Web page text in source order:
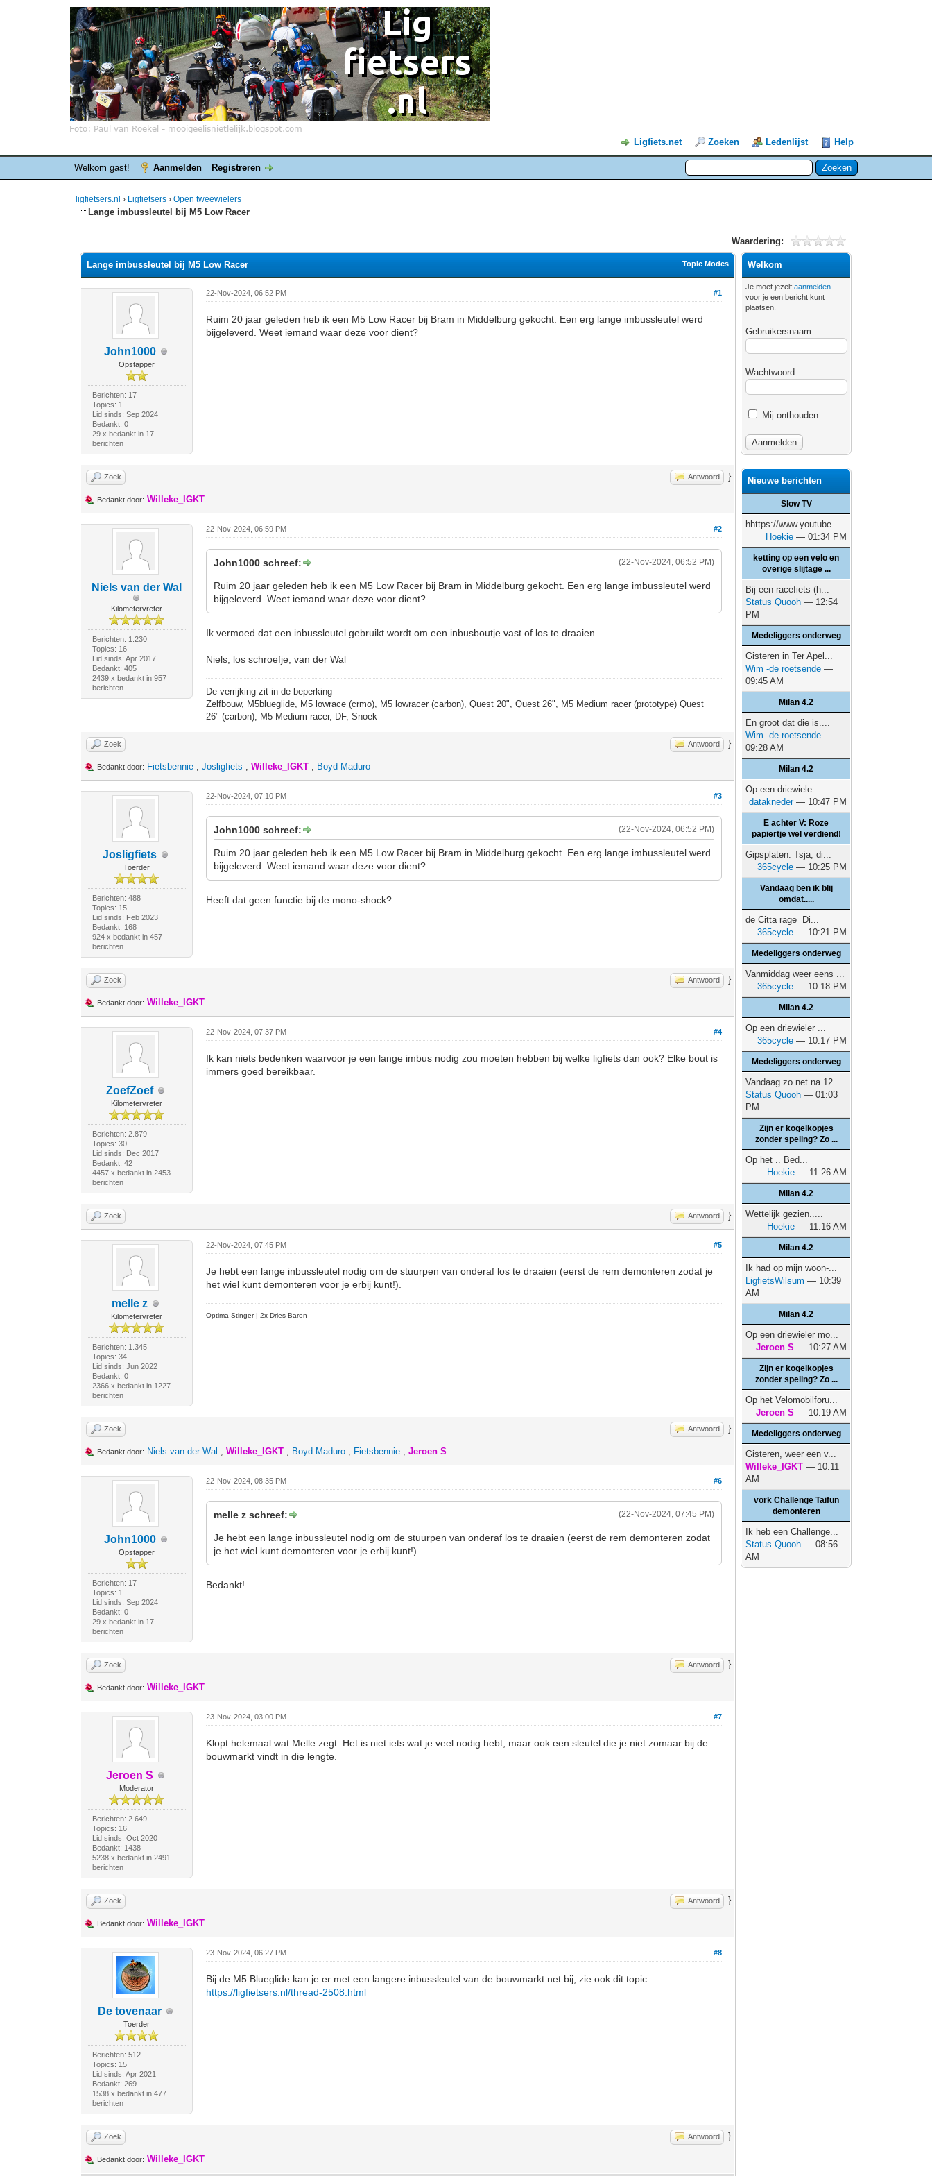
Ligfiets.net Zoeken Ledenlijst Help
Welkom gast! Aanmelden Registreren
ligfietsers.nl › Ligfietsers ›Open tweewielers
Lange imbussleutel bij M5 Low Racer
Waardering:
Topic Modes
Lange imbussleutel bij M5 Low Racer
John1000
Opstapper
Berichten: 17
Topics: 1
Lid sinds: Sep 2024
Bedankt: 0
29 x bedankt in 17
berichten
#1
22-Nov-2024, 06:52 PM
Ruim 20 jaar geleden heb ik een M5 Low Racer bij Bram in Middelburg gekocht. Een erg lange imbussleutel werd
bijgeleverd. Weet iemand waar deze voor dient?
Zoek Antwoord }
Bedankt door: Willeke_IGKT
Niels van der Wal
Kilometervreter
Berichten: 1.230
Topics: 16
Lid sinds: Apr 2017
Bedankt: 405
2439 x bedankt in 957
berichten
#2
22-Nov-2024, 06:59 PM
(22-Nov-2024, 06:52 PM)
John1000 schreef:
Ruim 20 jaar geleden heb ik een M5 Low Racer bij Bram in Middelburg gekocht. Een erg lange imbussleutel werd
bijgeleverd. Weet iemand waar deze voor dient?
Ik vermoed dat een inbussleutel gebruikt wordt om een inbusboutje vast of los te draaien.
Niels, los schroefje, van der Wal
De verrijking zit in de beperking
Zelfbouw, M5blueglide, M5 lowrace (crmo), M5 lowracer (carbon), Quest 20", Quest 26", M5 Medium racer (prototype) Quest
26" (carbon), M5 Medium racer, DF, Snoek
Zoek Antwoord }
Bedankt door: Fietsbennie ,Josligfiets ,Willeke_IGKT , Boyd Maduro
Josligfiets
Toerder
Berichten: 488
Topics: 15
Lid sinds: Feb 2023
Bedankt: 168
924 x bedankt in 457
berichten
#3
22-Nov-2024, 07:10 PM
(22-Nov-2024, 06:52 PM)
John1000 schreef:
Ruim 20 jaar geleden heb ik een M5 Low Racer bij Bram in Middelburg gekocht. Een erg lange imbussleutel werd
bijgeleverd. Weet iemand waar deze voor dient?
Heeft dat geen functie bij de mono-shock?
Zoek Antwoord }
Bedankt door: Willeke_IGKT
ZoefZoef
Kilometervreter
Berichten: 2.879
Topics: 30
Lid sinds: Dec 2017
Bedankt: 42
4457 x bedankt in 2453
berichten
#4
22-Nov-2024, 07:37 PM
Ik kan niets bedenken waarvoor je een lange imbus nodig zou moeten hebben bij welke ligfiets dan ook? Elke bout is
immers goed bereikbaar.
Zoek Antwoord }
melle z
Kilometervreter
Berichten: 1.345
Topics: 34
Lid sinds: Jun 2022
Bedankt: 0
2366 x bedankt in 1227
berichten
#5
22-Nov-2024, 07:45 PM
Je hebt een lange inbussleutel nodig om de stuurpen van onderaf los te draaien (eerst de rem demonteren zodat je
het wiel kunt demonteren voor je erbij kunt!).
Optima Stinger |2x Dries Baron
Zoek Antwoord }
Bedankt door: Niels van der Wal ,Willeke_IGKT , Boyd Maduro , Fietsbennie ,Jeroen S
John1000
Opstapper
Berichten: 17
Topics: 1
Lid sinds: Sep 2024
Bedankt: 0
29 x bedankt in 17
berichten
#6
22-Nov-2024, 08:35 PM
(22-Nov-2024, 07:45 PM)
melle z schreef:
Je hebt een lange inbussleutel nodig om de stuurpen van onderaf los te draaien (eerst de rem demonteren zodat
je het wiel kunt demonteren voor je erbij kunt!).
Bedankt!
Zoek Antwoord }
Bedankt door: Willeke_IGKT
Jeroen S
Moderator
Berichten: 2.649
Topics: 16
Lid sinds: Oct 2020
Bedankt: 1438
5238 x bedankt in 2491
berichten
#7
23-Nov-2024, 03:00 PM
Klopt helemaal wat Melle zegt. Het is niet iets wat je veel nodig hebt, maar ook een sleutel die je niet zomaar bij de
bouwmarkt vindt in die lengte.
Zoek Antwoord }
Bedankt door: Willeke_IGKT
De tovenaar
Toerder
Berichten: 512
Topics: 15
Lid sinds: Apr 2021
Bedankt: 269
1538 x bedankt in 477
berichten
#8
23-Nov-2024, 06:27 PM
Bij de M5 Blueglide kan je er met een langere inbussleutel van de bouwmarkt net bij, zie ook dit topic
https://ligfietsers.nl/thread-2508.html
Zoek Antwoord }
Bedankt door: Willeke_IGKT
Welkom
Je moet jezelfaanmelden
voor je een bericht kunt
plaatsen.
Gebruikersnaam:
Wachtwoord:
Mij onthouden
Nieuwe berichten
Slow TV
hhttps://www.youtube...
Hoekie — 01:34 PM
ketting op een velo en
overige slijtage ...
Bij een racefiets (h...
Status Quooh — 12:54
PM
Medeliggers onderweg
Gisteren in Ter Apel...
Wim -de roetsende —
09:45 AM
Milan 4.2
En groot dat die is....
Wim -de roetsende —
09:28 AM
Milan 4.2
Op een driewiele...
datakneder— 10:47 PM
E achter V: Roze
papiertje wel verdiend!
Gipsplaten. Tsja, di...
365cycle — 10:25 PM
Vandaag ben ik blij
omdat.....
de Citta rage Di...
365cycle — 10:21 PM
Medeliggers onderweg
Vanmiddag weer eens ...
365cycle — 10:18 PM
Milan 4.2
Op een driewieler ...
365cycle — 10:17 PM
Medeliggers onderweg
Vandaag zo net na 12...
Status Quooh — 01:03
PM
Zijn er kogelkopjes
zonder speling? Zo ...
Op het .. Bed...
Hoekie — 11:26 AM
Milan 4.2
Wettelijk gezien.....
Hoekie — 11:16 AM
Milan 4.2
Ik had op mijn woon-...
LigfietsWilsum — 10:39
AM
Milan 4.2
Op een driewieler mo...
Jeroen S — 10:27 AM
Zijn er kogelkopjes
zonder speling? Zo ...
Op het Velomobilforu...
Jeroen S — 10:19 AM
Medeliggers onderweg
Gisteren, weer een v...
Willeke_IGKT — 10:11
AM
vork Challenge Taifun
demonteren
Ik heb een Challenge...
Status Quooh — 08:56
AM